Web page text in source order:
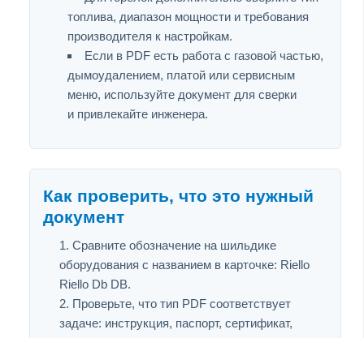
топлива, диапазон мощности и требования
производителя к настройкам.
Если в PDF есть работа с газовой частью,
дымоудалением, платой или сервисным
меню, используйте документ для сверки
и привлекайте инженера.
Как проверить, что это нужный
документ
Сравните обозначение на шильдике
оборудования с названием в карточке: Riello
Riello Db DB.
Проверьте, что тип PDF соответствует
задаче: инструкция, паспорт, сертификат,